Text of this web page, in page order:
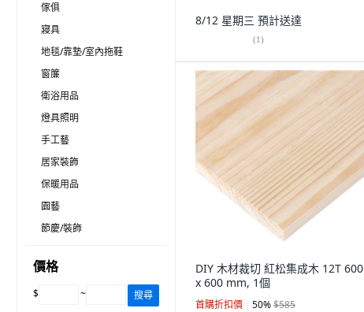
傢俱
寢具
地毯/靠墊/室內拖鞋
窗簾
衛浴用品
燈具照明
手工藝
居家裝飾
保暖用品
園藝
節慶/裝飾
價格
$ ~ 搜尋
8/12 星期三 預計送達
(1)
DIY 木材裁切 紅松集成木 12T 600
x 600 mm, 1個
首購折扣價 50%$585